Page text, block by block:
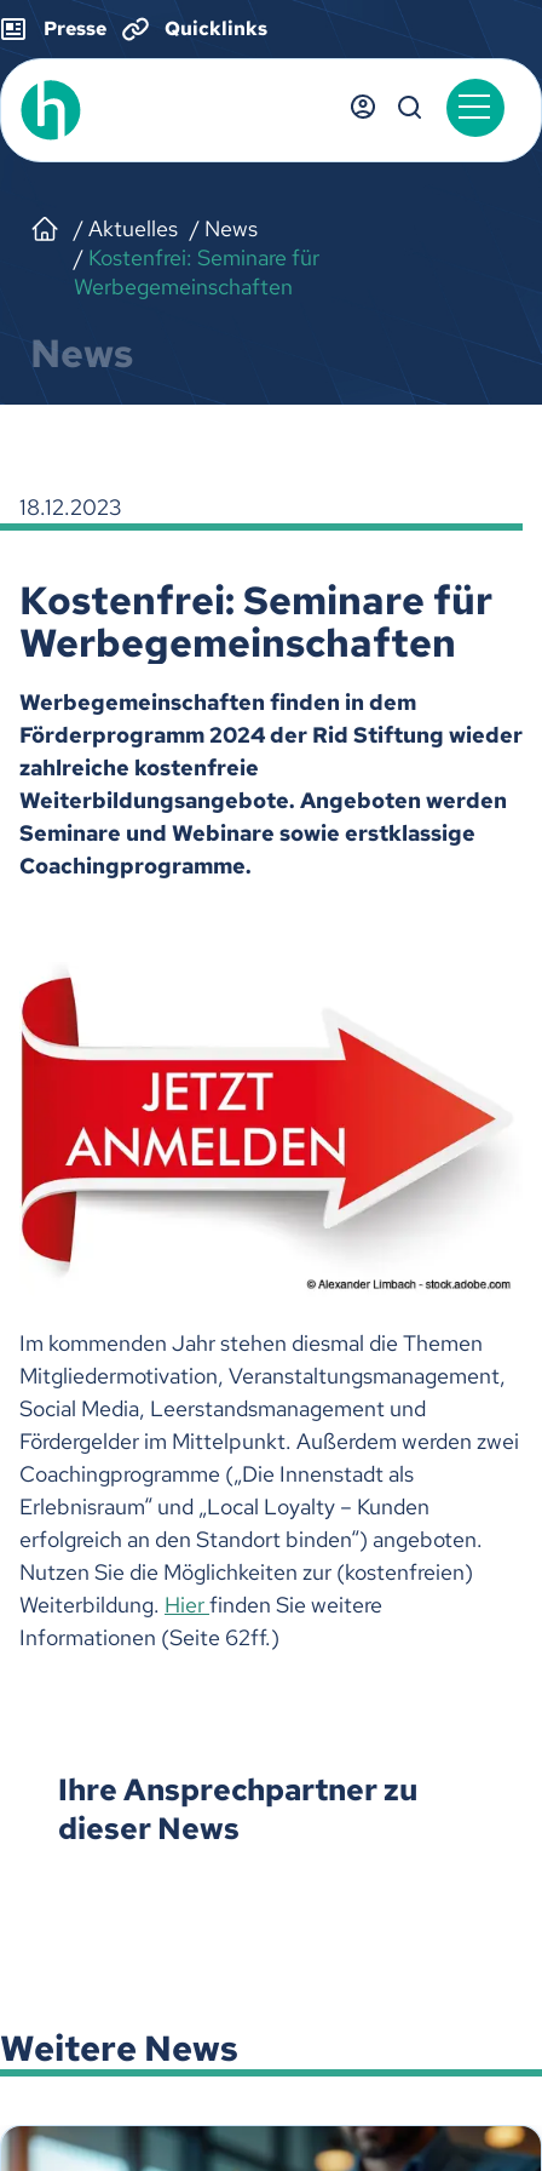
Presse Quicklinks
Aktuelles
News
Kostenfrei: Seminare für
Werbegemeinschaften
News
18.12.2023
Kostenfrei: Seminare für
Werbegemeinschaften
Werbegemeinschaften finden in dem
Förderprogramm 2024 der Rid Stiftung wieder
zahlreiche kostenfreie
Weiterbildungsangebote. Angeboten werden
Seminare und Webinare sowie erstklassige
Coachingprogramme.
Im kommenden Jahr stehen diesmal die Themen
Mitgliedermotivation, Veranstaltungsmanagement,
Social Media, Leerstandsmanagement und
Fördergelder im Mittelpunkt. Außerdem werden zwei
Coachingprogramme („Die Innenstadt als
Erlebnisraum“ und „Local Loyalty – Kunden
erfolgreich an den Standort binden“) angeboten.
Nutzen Sie die Möglichkeiten zur (kostenfreien)
Weiterbildung. Hierfinden Sie weitere
Informationen (Seite 62ff.)
Ihre Ansprechpartner zu
dieser News
Weitere News